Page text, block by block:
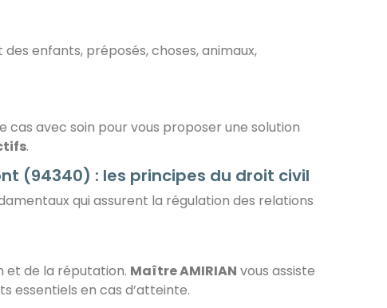
enfants, préposés, choses, animaux,
avec soin pour vous proposer une solution
.
(94340) : les principes du droit civil
qui assurent la régulation des relations
et de la réputation. Maître AMIRIAN vous assiste
essentiels en cas d’atteinte.